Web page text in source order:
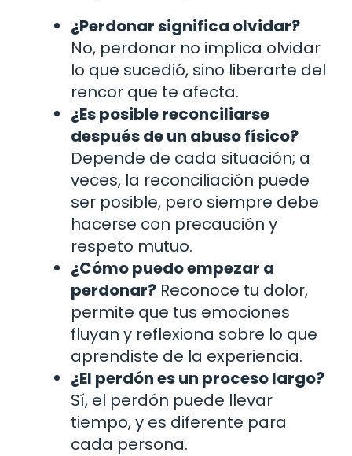
¿Perdonar significa olvidar?
No, perdonar no implica olvidar
lo que sucedió, sino liberarte del
rencor que te afecta.
¿Es posible reconciliarse
después de un abuso físico?
Depende de cada situación; a
veces, la reconciliación puede
ser posible, pero siempre debe
hacerse con precaución y
respeto mutuo.
¿Cómo puedo empezar a
perdonar? Reconoce tu dolor,
permite que tus emociones
fluyan y reflexiona sobre lo que
aprendiste de la experiencia.
¿El perdón es un proceso largo?
Sí, el perdón puede llevar
tiempo, y es diferente para
cada persona.